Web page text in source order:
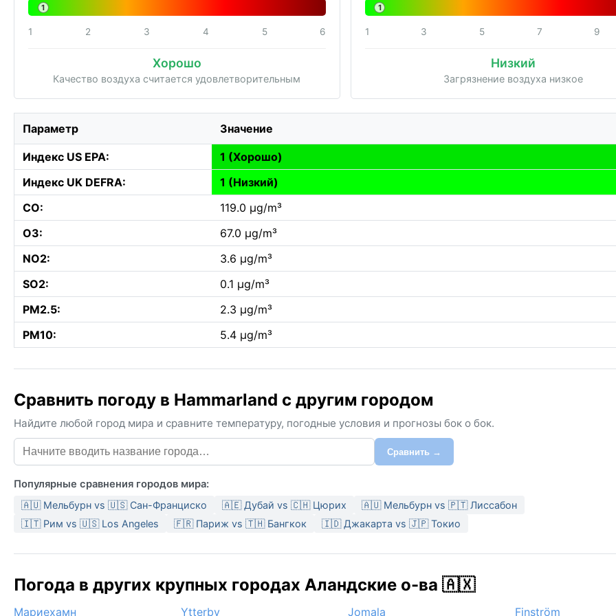
1
1 2 3 4 5 6
Хорошо
Качество воздуха считается удовлетворительным
1
1 3 5 7 9
Низкий
Загрязнение воздуха низкое
Параметр Значение
Индекс US EPA:
1 (Хорошо)
Индекс UK DEFRA:
1 (Низкий)
CO:
119.0 µg/m³
O3:
67.0 µg/m³
NO2:
3.6 µg/m³
SO2:
0.1 µg/m³
PM2.5:
2.3 µg/m³
PM10:
5.4 µg/m³
Сравнить погоду в Hammarland с другим городом
Найдите любой город мира и сравните температуру, погодные условия и прогнозы бок о бок.
Сравнить →
Популярные сравнения городов мира:
🇦🇺 Мельбурн vs 🇺🇸 Сан-Франциско 🇦🇪 Дубай vs 🇨🇭 Цюрих
🇦🇺 Мельбурн vs 🇵🇹 Лиссабон
🇮🇹 Рим vs 🇺🇸 Los Angeles
🇫🇷 Париж vs 🇹🇭 Бангкок 🇮🇩 Джакарта vs 🇯🇵 Токио
Погода в других крупных городах Аландские о-ва 🇦🇽
Мариехамн Ytterby Jomala Finström